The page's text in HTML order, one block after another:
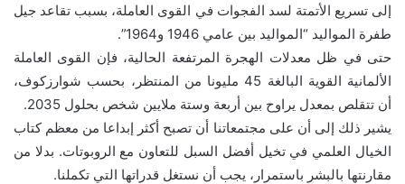
إلى تسريع الأتمتة لسد الفجوات في القوى العاملة، بسبب تقاعد جيل
طفرة المواليد “المواليد بين عامي 1946 و1964”.
حتى في ظل معدلات الهجرة المرتفعة الحالية، فإن القوى العاملة
الألمانية القوية البالغة 45 مليونا من المنتظر، بحسب شوارزكوف،
أن تتقلص بمعدل يراوح بين أربعة وستة ملايين شخص بحلول 2035.
يشير ذلك إلى أن على مجتمعاتنا أن تصبح أكثر إبداعا من معظم كتاب
الخيال العلمي في تخيل أفضل السبل للتعاون مع الروبوتات. بدلا من
مقارنتها بالبشر باستمرار، يجب أن نستغل قدراتها التي تكملنا.